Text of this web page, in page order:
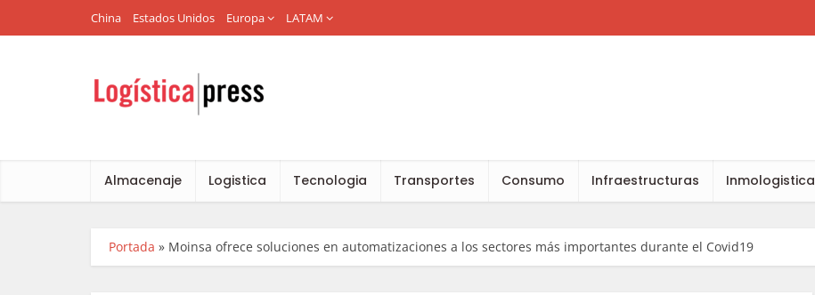
China Estados Unidos Europa LATAM
Almacenaje Logistica Tecnologia Transportes Consumo Infraestructuras Inmologistica
Portada » Moinsa ofrece soluciones en automatizaciones a los sectores más importantes durante el Covid19